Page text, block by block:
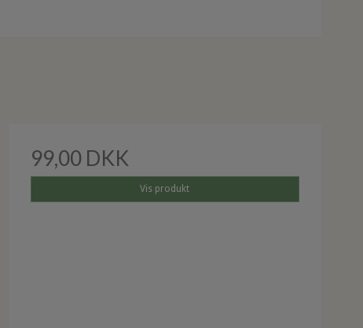
99,00 DKK
Vis produkt